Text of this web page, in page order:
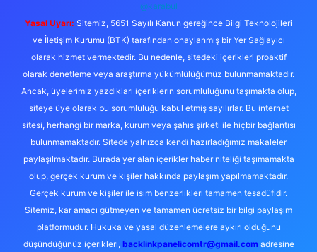
@karabul
Yasal Uyarı: Sitemiz, 5651 Sayılı Kanun gereğince Bilgi Teknolojileri
ve İletişim Kurumu (BTK) tarafından onaylanmış bir Yer Sağlayıcı
olarak hizmet vermektedir. Bu nedenle, sitedeki içerikleri proaktif
olarak denetleme veya araştırma yükümlülüğümüz bulunmamaktadır.
Ancak, üyelerimiz yazdıkları içeriklerin sorumluluğunu taşımakta olup,
siteye üye olarak bu sorumluluğu kabul etmiş sayılırlar. Bu internet
sitesi, herhangi bir marka, kurum veya şahıs şirketi ile hiçbir bağlantısı
bulunmamaktadır. Sitede yalnızca kendi hazırladığımız makaleler
paylaşılmaktadır. Burada yer alan içerikler haber niteliği taşımamakta
olup, gerçek kurum ve kişiler hakkında paylaşım yapılmamaktadır.
Gerçek kurum ve kişiler ile isim benzerlikleri tamamen tesadüfidir.
Sitemiz, kar amacı gütmeyen ve tamamen ücretsiz bir bilgi paylaşım
platformudur. Hukuka ve yasal düzenlemelere aykırı olduğunu
düşündüğünüz içerikleri, backlinkpanelicomtr@gmail.comadresine